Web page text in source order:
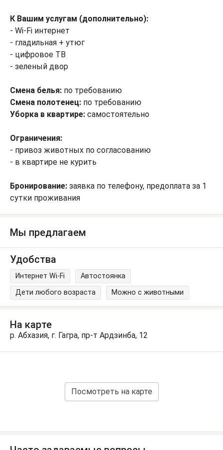
К Вашим услугам (дополнительно):
- Wi-Fi интернет
- гладильная + утюг
- цифровое ТВ
- зеленый двор
Смена белья: по требованию
Смена полотенец: по требованию
Уборка в квартире: самостоятельно
Ограничения:
- привоз животных по согласованию
- в квартире не курить
Бронирование: заявка по телефону, предоплата за 1
сутки проживания
Мы предлагаем
Удобства
Интернет Wi-Fi
Автостоянка
Дети любого возраста
Можно с животными
На карте
р. Абхазия, г. Гагра, пр-т Ардзинба, 12
Посмотреть на карте